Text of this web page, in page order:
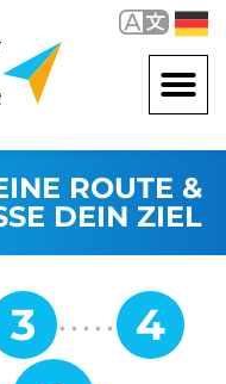
ROUTE &
DEIN ZIEL